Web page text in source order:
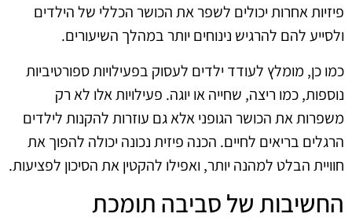
פיזיות אחרות יכולים לשפר את הכושר הכללי של הילדים
ולסייע להם להרגיש נינוחים יותר במהלך השיעורים.
כמו כן, מומלץ לעודד ילדים לעסוק בפעילויות ספורטיביות
נוספות, כמו ריצה, שחייה או יוגה. פעילויות אלו לא רק
משפרות את הכושר הגופני אלא גם עוזרות להקנות לילדים
הרגלים בריאים לחיים. הכנה פיזית נכונה יכולה להפוך את
חוויית הבלט למהנה יותר, ואפילו להקטין את הסיכון לפציעות.
החשיבות של סביבה תומכת